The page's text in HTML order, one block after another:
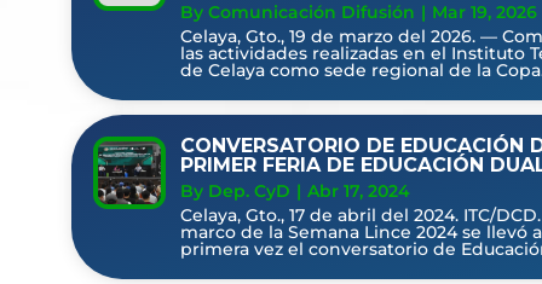
By Comunicación Difusión | Mar 19, 2026
Celaya, Gto., 19 de marzo del 2026. —
las actividades realizadas en el Instituto
de Celaya como sede regional de la
CONVERSATORIO DE EDUCACIÓN
PRIMER FERIA DE EDUCACIÓN
By Dep. CyD | Abr 17, 2024
Celaya, Gto., 17 de abril del 2024. ITC/
marco de la Semana Lince 2024 se llevó
primera vez el conversatorio de